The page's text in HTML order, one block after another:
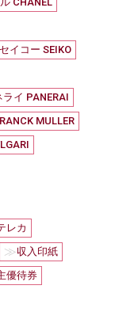
セイコー SEIKO
ライ PANERAI
MULLER
レカ
≫収入印紙
優待券